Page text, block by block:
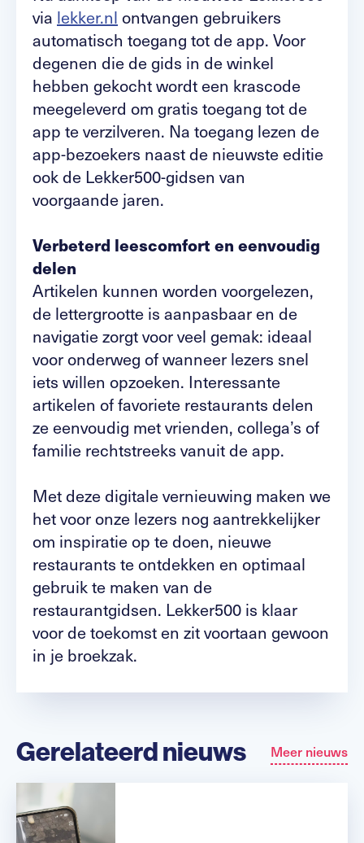
via lekker.nl ontvangen gebruikers
automatisch toegang tot de app. Voor
degenen die de gids in de winkel
hebben gekocht wordt een krascode
meegeleverd om gratis toegang tot de
app te verzilveren. Na toegang lezen de
app-bezoekers naast de nieuwste editie
ook de Lekker500-gidsen van
voorgaande jaren.
Verbeterd leescomfort en eenvoudig
delen
Artikelen kunnen worden voorgelezen,
de lettergrootte is aanpasbaar en de
navigatie zorgt voor veel gemak: ideaal
voor onderweg of wanneer lezers snel
iets willen opzoeken. Interessante
artikelen of favoriete restaurants delen
ze eenvoudig met vrienden, collega’s of
familie rechtstreeks vanuit de app.
Met deze digitale vernieuwing maken we
het voor onze lezers nog aantrekkelijker
om inspiratie op te doen, nieuwe
restaurants te ontdekken en optimaal
gebruik te maken van de
restaurantgidsen. Lekker500 is klaar
voor de toekomst en zit voortaan gewoon
in je broekzak.
Gerelateerd nieuws Meer nieuws